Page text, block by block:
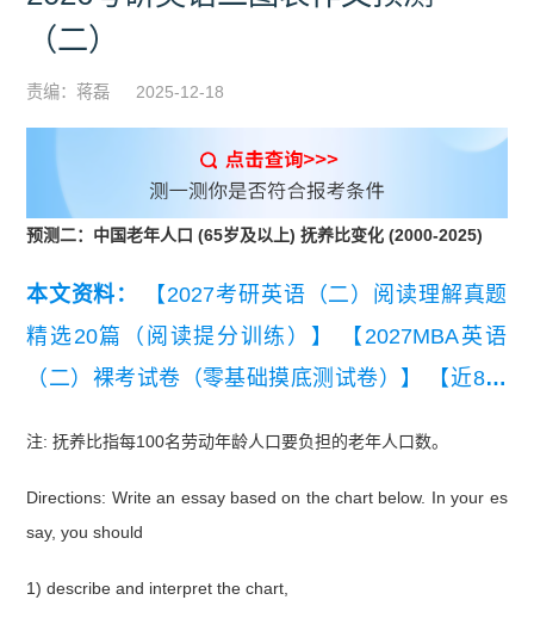
（二）
责编：蒋磊 2025-12-18
预测二：中国老年人口 (65岁及以上) 抚养比变化 (2000-2025)
本文资料：
【2027考研英语（二）阅读理解真题
精选20篇（阅读提分训练）】
【2027MBA英语
（二）裸考试卷（零基础摸底测试卷）】
【近8年
英语（二）历年真题词频表（高频）】 【考研英语
二小作文十大类型写作模板】
注: 抚养比指每100名劳动年龄人口要负担的老年人口数。
Directions: Write an essay based on the chart below. In your es
say, you should
1) describe and interpret the chart,